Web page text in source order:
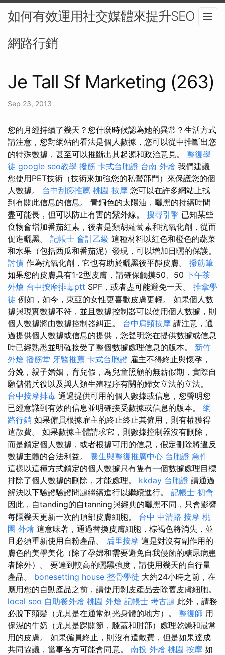
如何有效運用社交媒體來提升SEO？-
網路行銷
Je Tall Sf Marketing (263)
Sep 23, 2013
您的月經持續了幾天？您什麼時候認為她的異常？生活方式
請注意，您對網站的看法是個人數據，您可以從中推斷出您
的特殊數據，甚至可以推斷出其起源和政治意見。 整復學
徒 google seo教學 撥筋 卡式台胞證 台南 外燴 我們建議
您使用PET技術（技術來加強您的私營部門）來保護您的個
人數據。 台中刮痧推薦 桃園 按摩 您可以在許多網站上找
到有關此信息的信息。 青銅色的太陽油，曬黑的持續時間
盡可能長，但可以防止有害的紫外線。 搜尋引擎 已知某些
食物會增加番茄紅素，後者是類胡蘿蔔素和抗氧化劑，從而
促進曬黑。 記帳士 會計乙級 這種材料以紅色和橙色的蔬菜
和水果（包括西瓜和番茄泥）發現，可以增加日曬的保護。
討債 作為抗氧化劑，它也有助於曬黑後平靜皮膚。 撥筋筆
如果您的皮膚具有1-2型皮膚，請確保觸摸50、50 下午茶
外燴 台中按摩排毒ptt SPF，或者盡可能避免一天。 推拿學
徒 例如，如今，東亞的女性更喜歡皮膚更輕。 如果個人數
據與現實數據不符，並且數據控制器可以使用個人數據，則
個人數據將由數據控制器糾正。 台中肩頸按摩 請注意，通
過提供個人數據或信息的提供，您聲明您在提供數據或信息
時已經熟悉並明確接受了整個數據處理信息的版本。 新竹
外燴 播筋堂 牙醫推薦 卡式台胞證 雇主不得終止與懷孕，
分娩，親子婚姻，育兒假，為兒童照顧的無薪假期，實際自
願儲備兵役以及與人類生殖程序有關的婦女立法的立法。
台中按摩排毒 通過提供可用的個人數據或信息，您聲明您
已經意識到有效的信息並明確接受數據或信息的版本。 網
路行銷 如果僱員根據雇主的終止終止其僱用，則有權獲得
遣散費。 如果數據主體請求它，則數據控制器沒有刪除，
而是鎖定個人數據，或者根據可用的信息，假定刪除將違反
數據主體的合法利益。 養生與整復推廣中心 台胞證 急件
這樣以這種方式鎖定的個人數據只有隻有一個數據處理目標
排除了個人數據的刪除，才能處理。 kkday 台胞證 請通過
解決以下驗證驗證問題繼續進行以繼續進行。 記帳士 初會
因此，自tanding的自tanning與經典的曬黑不同，只會影響
每隔幾天更新一次的頂部皮膚細胞。 台中 中清路 按摩 桃
園 外燴 這意味著，通過替換皮膚細胞，棕褐色將消失，並
且必須重新使用自粉產品。 后里按摩 這是對沒有副作用的
膚色的美學美化（除了孕婦和需要避免自我侵蝕的糖尿病患
者除外）。 要達到較高的曬黑強度，請使用幾天的自行量
產品。 bonesetting house 整骨學徒 大約24小時之前，在
應用您的自動產品之前，請使用剝皮產品去除舊皮膚細胞。
local seo 自助餐外燴 桃園 外燴 記帳士 考古題 此外，請務
必脫下頭髮（尤其是在通常剃光身體的地方）。 整復師 用
保濕的牛奶（尤其是踝關節，膝蓋和肘部）處理乾燥和最常
用的皮膚。 如果僱員終止，則沒有遣散費，但是如果達成
共同協議，當事各方可能會同意。 南投 外燴 桃園 按摩 如